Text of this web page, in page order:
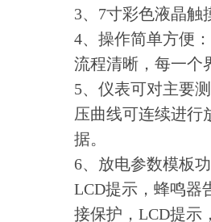
3、7寸彩色液晶触
4、操作简单方便
流程清晰，每一个
5、仪表可对主要
压曲线可连续进行
据。
6、放电参数模板
LCD提示，蜂鸣器
接保护，LCD提示